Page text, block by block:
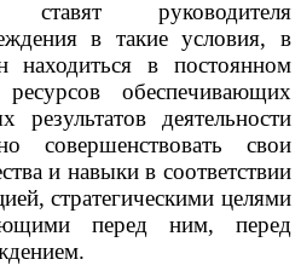
руководителя
в такие условия, в
в постоянном
обеспечивающих
результатов деятельности
совершенствовать свои
и навыки в соответствии
стратегическими целями
перед ним, перед